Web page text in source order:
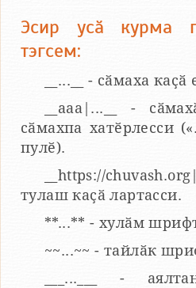
Эсир усӑ курма
тэгсем:
__...__ - сӑмаха
__aaa|...__ -
сӑмахпа хатӗрлесси
пулӗ).
__https://
тулаш каҫӑ лартасси.
**...** - хулӑм
~~...~~ - тайлӑк
___...___ -